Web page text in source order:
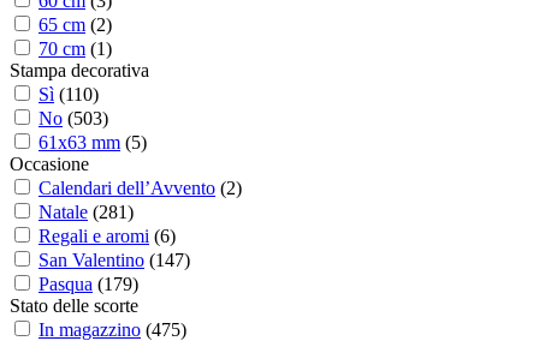
65 cm (2)
70 cm (1)
Stampa decorativa
Sì (110)
No (503)
61x63 mm (5)
Occasione
Calendari dell’Avvento (2)
Natale (281)
Regali e aromi (6)
San Valentino (147)
Pasqua (179)
Stato delle scorte
In magazzino (475)